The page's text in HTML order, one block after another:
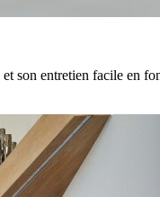
et son entretien facile en